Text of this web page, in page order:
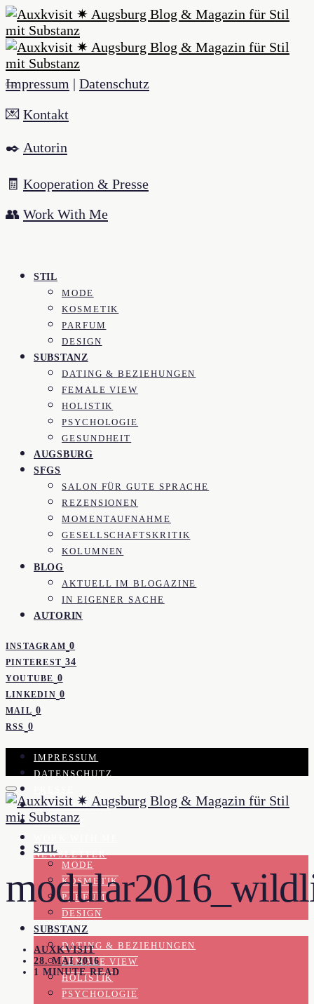
Impressum | Datenschutz
💌 Kontakt
✒️ Autorin
🧾 Kooperation & Presse
👥 Work With Me
STIL
MODE
KOSMETIK
PARFUM
DESIGN
SUBSTANZ
DATING & BEZIEHUNGEN
FEMALE VIEW
HOLISTIK
PSYCHOLOGIE
GESUNDHEIT
AUGSBURG
SFGS
SALON FÜR GUTE SPRACHE
REZENSIONEN
MOMENTAUFNAHME
GESELLSCHAFTSKRITIK
KOLUMNEN
BLOG
AKTUELL IM BLOGAZINE
IN EIGENER SACHE
AUTORIN
INSTAGRAM 0
PINTEREST 34
YOUTUBE 0
LINKEDIN 0
MAIL 0
RSS 0
IMPRESSUM
DATENSCHUTZ
KOOPERATION
KONTAKT
NEWSLETTER
STIL
MODE
KOSMETIK
PARFUM
DESIGN
SUBSTANZ
DATING & BEZIEHUNGEN
FEMALE VIEW
HOLISTIK
PSYCHOLOGIE
AUXKVISIT
28. MAI 2016
1 MINUTE READ